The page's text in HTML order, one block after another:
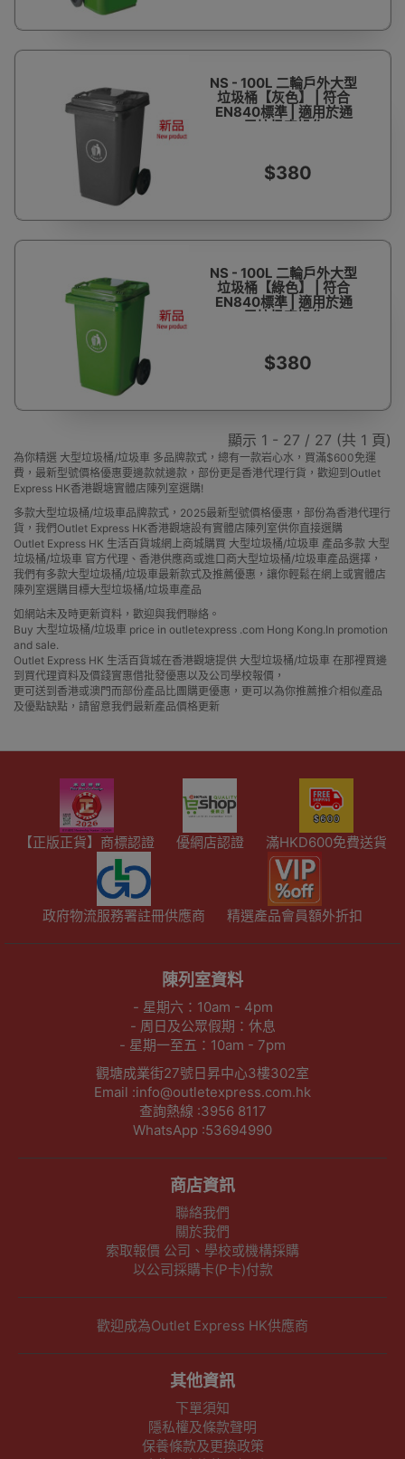
NS - 100L 二輪戶外大型
垃圾桶【灰色】 | 符合
EN840標準 | 適用於通
用垃圾車操作
$380
NS - 100L 二輪戶外大型
垃圾桶【綠色】 | 符合
EN840標準 | 適用於通
用垃圾車操作
$380
顯示 1 - 27 / 27 (共 1 頁)
為你精選 大型垃圾桶/垃圾車 多品牌款式，總有一款岩心水，買滿$600免運
費，最新型號價格優惠要邊款就邊款，部份更是香港代理行貨，歡迎到Outlet
Express HK香港觀塘實體店陳列室選購!
多款大型垃圾桶/垃圾車品牌款式，2025最新型號價格優惠，部份為香港代理行
貨，我們Outlet Express HK香港觀塘設有實體店陳列室供你直接選購
Outlet Express HK 生活百貨城網上商城購買 大型垃圾桶/垃圾車 產品多款 大型
垃圾桶/垃圾車 官方代理、香港供應商或進口商大型垃圾桶/垃圾車產品選擇，
我們有多款大型垃圾桶/垃圾車最新款式及推薦優惠，讓你輕鬆在網上或實體店
陳列室選購目標大型垃圾桶/垃圾車產品
如網站未及時更新資料，歡迎與我們聯絡。
Buy 大型垃圾桶/垃圾車 price in outletexpress .com Hong Kong.In promotion
and sale.
Outlet Express HK 生活百貨城在香港觀塘提供 大型垃圾桶/垃圾車 在那裡買邊
到買代理資料及價錢實惠借批發優惠以及公司學校報價，
更可送到香港或澳門而部份產品比團購更優惠，更可以為你推薦推介相似產品
及優點缺點，請留意我們最新產品價格更新
【正版正貨】商標認證 優網店認證 滿HKD600免費送貨
政府物流服務署註冊供應商 精選產品會員額外折扣
陳列室資料
- 星期六：10am - 4pm
- 周日及公眾假期：休息
- 星期一至五：10am - 7pm
觀塘成業街27號日昇中心3樓302室
Email :info@outletexpress.com.hk
查詢熱線 :3956 8117
WhatsApp :53694990
商店資訊
聯絡我們
關於我們
索取報價 公司、學校或機構採購
以公司採購卡(P卡)付款
歡迎成為Outlet Express HK供應商
其他資訊
下單須知
隱私權及條款聲明
保養條款及更換政策